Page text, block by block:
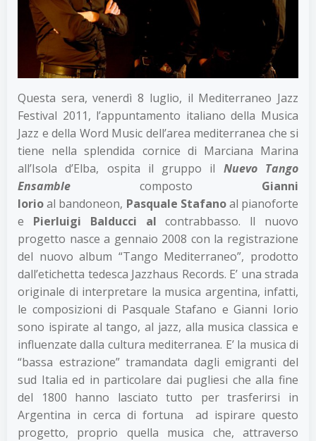
Questa sera, venerdì 8 luglio, il Mediterraneo Jazz
Festival 2011, l’appuntamento italiano della Musica
Jazz e della Word Music dell’area mediterranea che si
tiene nella splendida cornice di Marciana Marina
all’Isola d’Elba, ospita il gruppo il Nuevo Tango
Ensamble composto Gianni
Iorioal bandoneon, Pasquale Stafanoal pianoforte
e Pierluigi Balducci al
contrabbasso. ll nuovo
progetto nasce a gennaio 2008 con la registrazione
del nuovo album “Tango Mediterraneo”, prodotto
dall’etichetta tedesca Jazzhaus Records. E’ una strada
originale di interpretare la musica argentina, infatti,
le composizioni di Pasquale Stafano e Gianni Iorio
sono ispirate al tango, al jazz, alla musica classica e
influenzate dalla cultura mediterranea. E’ la musica di
“bassa estrazione” tramandata dagli emigranti del
sud Italia ed in particolare dai pugliesi che alla fine
del 1800 hanno lasciato tutto per trasferirsi in
Argentina in cerca di fortuna ad ispirare questo
progetto, proprio quella musica che, attraverso